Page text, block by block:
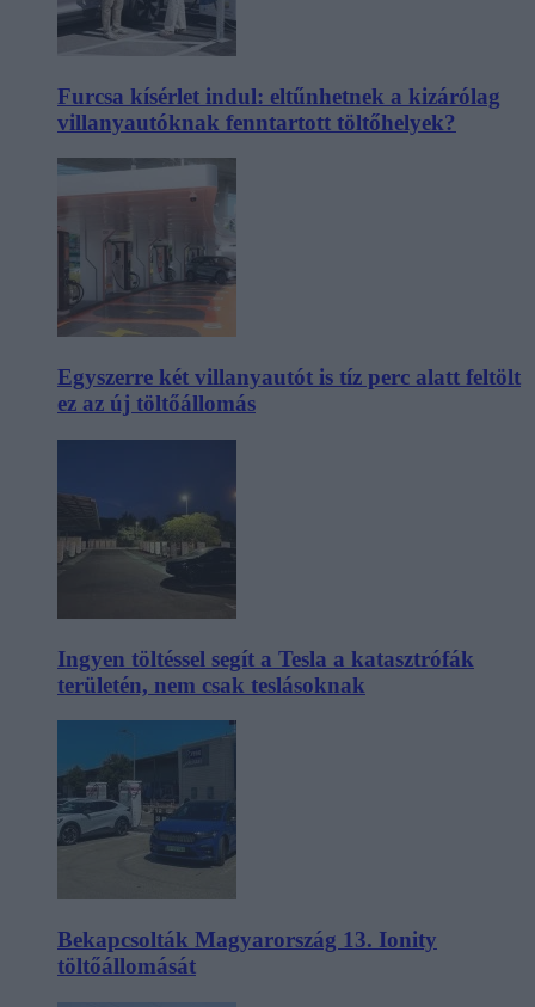
Furcsa kísérlet indul: eltűnhetnek a kizárólag
villanyautóknak fenntartott töltőhelyek?
Egyszerre két villanyautót is tíz perc alatt feltölt
ez az új töltőállomás
Ingyen töltéssel segít a Tesla a katasztrófák
területén, nem csak teslásoknak
Bekapcsolták Magyarország 13. Ionity
töltőállomását